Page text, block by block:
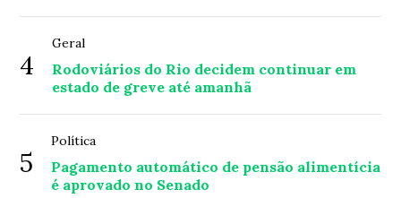
4
Geral
Rodoviários do Rio decidem continuar em
estado de greve até amanhã
5
Política
Pagamento automático de pensão alimentícia
é aprovado no Senado